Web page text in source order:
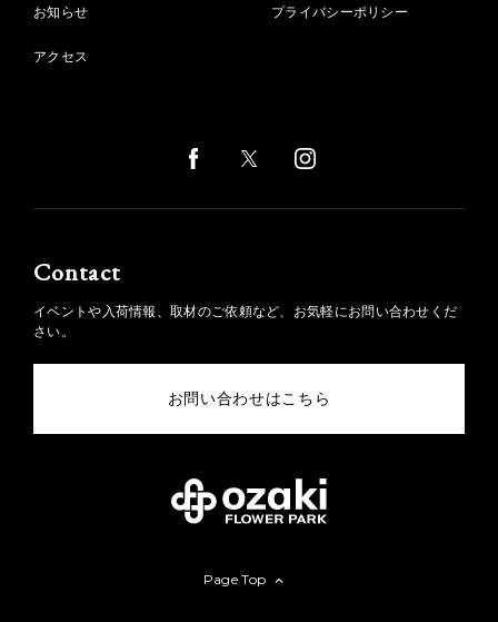
お知らせ
アクセス
プライバシーポリシー
Contact
イベントや入荷情報、取材のご依頼など、お気軽にお問い合わせくだ
さい。
お問い合わせはこちら
Page Top